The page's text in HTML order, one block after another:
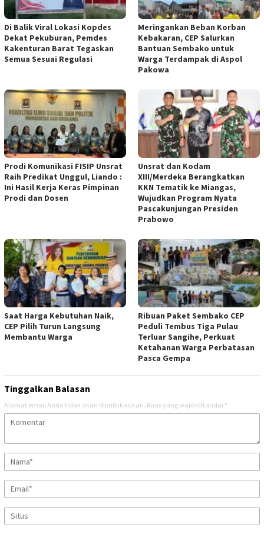
Di Balik Viral Lokasi Kopdes
Dekat Pekuburan, Pemdes
Kakenturan Barat Tegaskan
Semua Sesuai Regulasi
Meringankan Beban Korban
Kebakaran, CEP Salurkan
Bantuan Sembako untuk
Warga Terdampak di Aspol
Pakowa
Prodi Komunikasi FISIP Unsrat
Raih Predikat Unggul, Liando :
Ini Hasil Kerja Keras Pimpinan
Prodi dan Dosen
Unsrat dan Kodam
XIII/Merdeka Berangkatkan
KKN Tematik ke Miangas,
Wujudkan Program Nyata
Pascakunjungan Presiden
Prabowo
Saat Harga Kebutuhan Naik,
CEP Pilih Turun Langsung
Membantu Warga
Ribuan Paket Sembako CEP
Peduli Tembus Tiga Pulau
Terluar Sangihe, Perkuat
Ketahanan Warga Perbatasan
Pasca Gempa
Tinggalkan Balasan
Alamat email Anda tidak akan dipublikasikan. Ruas yang wajib ditandai *